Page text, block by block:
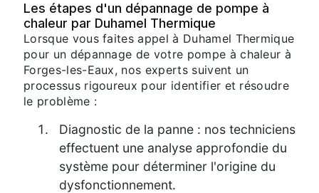
Les étapes d'un dépannage de pompe à
chaleur par Duhamel Thermique
Lorsque vous faites appel à Duhamel Thermique
pour un dépannage de votre pompe à chaleur à
Forges-les-Eaux, nos experts suivent un
processus rigoureux pour identifier et résoudre
le problème :
Diagnostic de la panne : nos techniciens
effectuent une analyse approfondie du
système pour déterminer l'origine du
dysfonctionnement.